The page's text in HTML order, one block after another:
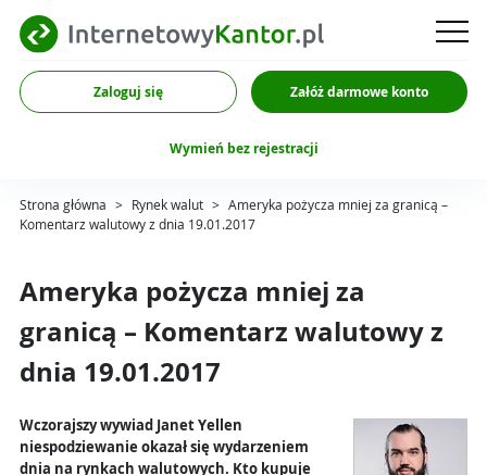
Zaloguj się Załóż darmowe konto
Wymień bez rejestracji
Strona główna > Rynek walut > Ameryka pożycza mniej za granicą –
Komentarz walutowy z dnia 19.01.2017
Ameryka pożycza mniej za
granicą – Komentarz walutowy z
dnia 19.01.2017
Wczorajszy wywiad Janet Yellen
niespodziewanie okazał się wydarzeniem
dnia na rynkach walutowych. Kto kupuje